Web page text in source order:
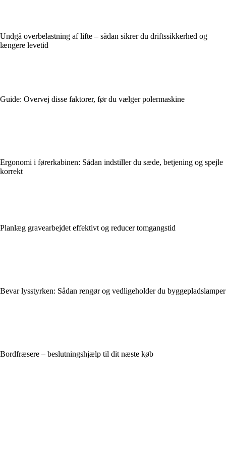
Undgå overbelastning af lifte – sådan sikrer du driftssikkerhed og
længere levetid
Guide: Overvej disse faktorer, før du vælger polermaskine
Ergonomi i førerkabinen: Sådan indstiller du sæde, betjening og spejle
korrekt
Planlæg gravearbejdet effektivt og reducer tomgangstid
Bevar lysstyrken: Sådan rengør og vedligeholder du byggepladslamper
Bordfræsere – beslutningshjælp til dit næste køb